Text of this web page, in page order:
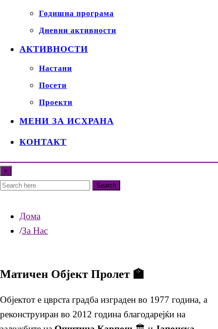
Годишна програма
Дневни активности
АКТИВНОСТИ
Настани
Посети
Проекти
МЕНИ ЗА ИСХРАНА
КОНТАКТ
×
Search
Дома
За Нас
Матичен Објект Пролет 🏫
Објектот е цврста градба изграден во 1977 година, а
реконструиран во 2012 година благодарејќи на